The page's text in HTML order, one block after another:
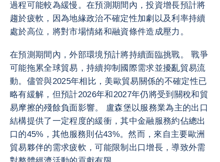
過程可能較為緩慢。在預測期間內，投資增長預計將
趨於疲軟，因為地緣政治不確定性加劇以及利率持續
處於高位，將對市場情緒和融資條件造成壓力。
在預測期間內，外部環境預計將持續面臨挑戰。 戰爭
可能拖累全球貿易，持續抑制國際需求並擾亂貿易流
動。儘管與2025年相比，美歐貿易關係的不確定性已
略有緩解，但預計2026年和2027年仍將受到關稅和貿
易摩擦的殘餘負面影響。 盧森堡以服務業為主的出口
結構提供了一定程度的緩衝，其中金融服務約佔總出
口的45%，其他服務則佔43%。然而，來自主要歐洲
貿易夥伴的需求疲軟，可能限制出口增長，導致外需